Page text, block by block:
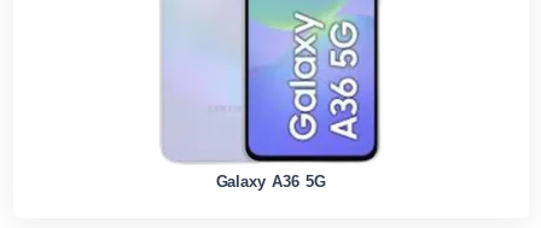
Galaxy A36 5G